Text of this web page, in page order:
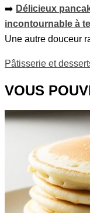
➡️ Délicieux
incontournable à
Une autre douceur
Pâtisserie et
VOUS